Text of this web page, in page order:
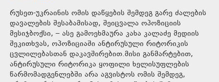
რუსეთ-უკრაინის ომის დაწყების შემდეგ გარე ძალების
დავალების შესაბამისად, შეიცვალა ოპოზიციის
მესიჯბოქსი, – ასე გამოეხმაურა კახა კალაძე მედიის
შეკითხვას, ოპოზიციაში ანტირუსული რიტორიკის
ცვლილებასთან დაკავშირებით.მისი განმარტებით,
ანტირუსული რიტორიკა ყოფილი ხელისუფლების
წარმომადგენლებში არა აგვისტოს ომის შემდეგ,